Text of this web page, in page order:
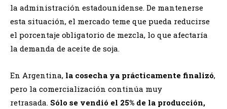
la administración estadounidense. De mantenerse
esta situación, el mercado teme que pueda reducirse
el porcentaje obligatorio de mezcla, lo que afectaría
la demanda de aceite de soja.
En Argentina, la cosecha ya prácticamente finalizó,
pero la comercialización continúa muy
retrasada. Sólo se vendió el 25% de la producción,